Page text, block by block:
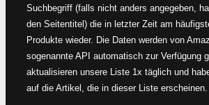
Suchbegriff (falls nicht anders angegeben,
den Seitentitel) die in letzter Zeit am
Produkte wieder. Die Daten werden von
sogenannte API automatisch zur Verfügung
aktualisieren unsere Liste 1x täglich und
auf die Artikel, die in dieser Liste erscheinen.